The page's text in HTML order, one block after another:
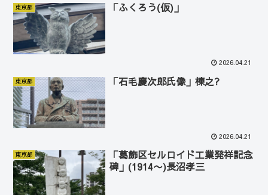
東京都 「ふくろう(仮)」
2026.04.21
東京都 「石毛慶次郎氏像」棟之?
2026.04.21
東京都
「葛飾区セルロイド工業発祥記念
碑」(1914〜)長沼孝三